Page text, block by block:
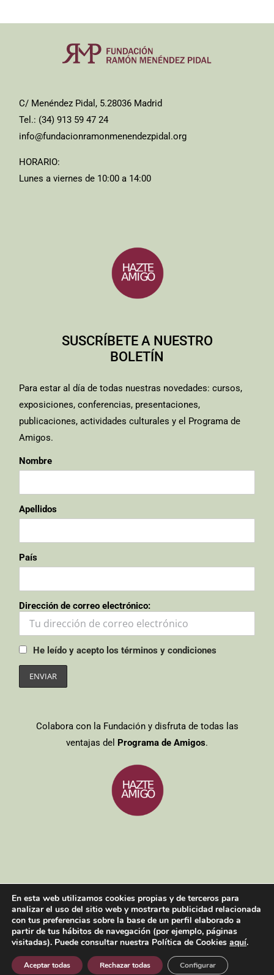
C/ Menéndez Pidal, 5.28036 Madrid
Tel.: (34) 913 59 47 24
info@fundacionramonmenendezpidal.org
HORARIO:
Lunes a viernes de 10:00 a 14:00
SUSCRÍBETE A NUESTRO
BOLETÍN
Para estar al día de todas nuestras novedades: cursos,
exposiciones, conferencias, presentaciones,
publicaciones, actividades culturales y el Programa de
Amigos.
Nombre
Apellidos
País
Dirección de correo electrónico:
He leído y acepto los términos y condiciones
Colabora con la Fundación y disfruta de todas las
ventajas del Programa de Amigos.
de privacidad
Copyright 2021| Todos los derechos reservados
Facebook
TwitterInstagramYouTube
En esta web utilizamos cookies propias y de terceros para
analizar el uso del sitio web y mostrarte publicidad relacionada
con tus preferencias sobre la base de un perfil elaborado a
partir de tus hábitos de navegación (por ejemplo, páginas
visitadas). Puede consultar nuestra Política de Cookies aquí.
Aceptar todas Rechazar todas Configurar